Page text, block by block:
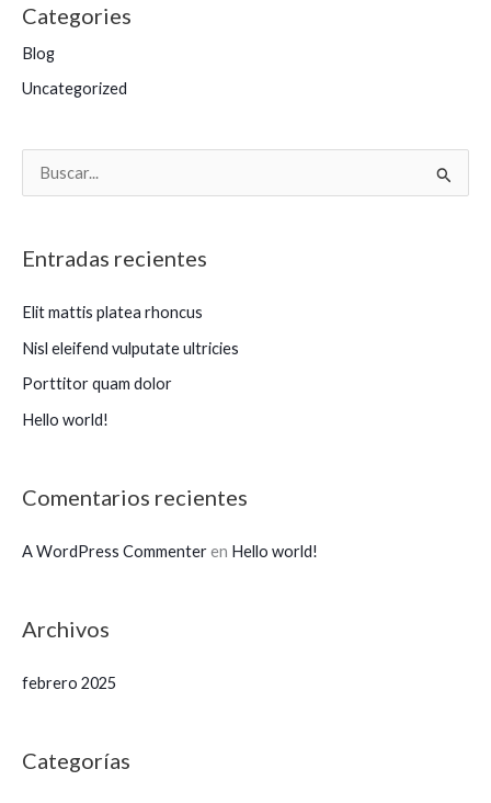
Categories
Blog
Uncategorized
a
Entradas recientes
Elit mattis platea rhoncus
Nisl eleifend vulputate ultricies
Porttitor quam dolor
Hello world!
Comentarios recientes
A WordPress Commenteren Hello world!
Archivos
febrero 2025
Categorías